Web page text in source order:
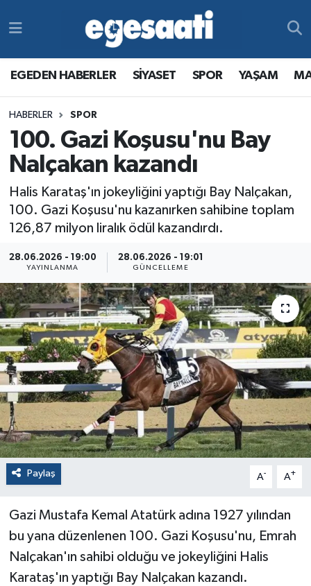
EGEDEN HABERLER SİYASET SPOR YAŞAM
HABERLER SPOR
100. Gazi Koşusu'nu Bay
Nalçakan kazandı
Halis Karataş'ın jokeyliğini yaptığı Bay Nalçakan,
100. Gazi Koşusu'nu kazanırken sahibine toplam
126,87 milyon liralık ödül kazandırdı.
28.06.2026 - 19:00
YAYINLANMA
28.06.2026 - 19:01
GÜNCELLEME
Paylaş A- A+
Gazi Mustafa Kemal Atatürk adına 1927 yılından
bu yana düzenlenen 100. Gazi Koşusu'nu, Emrah
Nalçakan'ın sahibi olduğu ve jokeyliğini Halis
Karataş'ın yaptığı Bay Nalçakan kazandı.
MAGAZİN
RESMİ REKLAMLAR
YAŞAM
MAGAZİN
RESMİ REKLAMLAR
Egemax TV
Tüm Manşetler
Son Dakika Haberleri
Haber Arşivi